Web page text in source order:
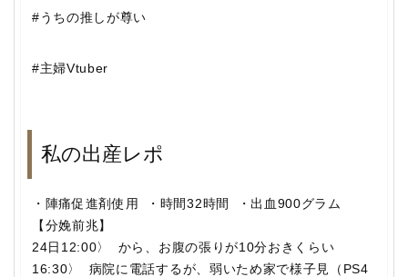
#うちの推しが尊い
#主婦Vtuber
私の出産レポ
・陣痛促進剤使用 ・時間32時間 ・出血900グラム
【分娩前兆】
24日12:00〉 から、お腹の張りが10分おきくらい
16:30〉 病院に電話するが、弱いため家で様子見（PS4